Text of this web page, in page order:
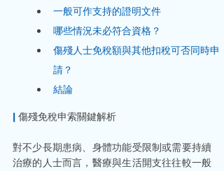
一般可作支持的證明文件
哪些情況未必符合資格？
傷殘人士免稅額與其他扣稅可否同時申
請？
結論
| 傷殘免稅申索關鍵解析
對不少長期患病、身體功能受限制或需要持續
治療的人士而言，醫療與生活開支往往較一般